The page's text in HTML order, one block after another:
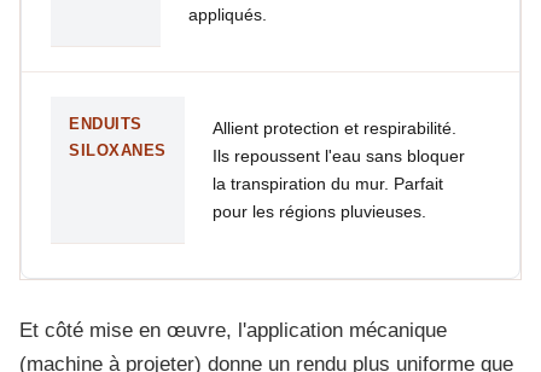
appliqués.
ENDUITS
SILOXANES
Allient protection et respirabilité.
Ils repoussent l'eau sans bloquer
la transpiration du mur. Parfait
pour les régions pluvieuses.
Et côté mise en œuvre, l'application mécanique
(machine à projeter) donne un rendu plus uniforme que